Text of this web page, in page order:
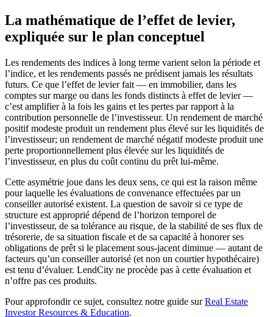
La mathématique de l’effet de levier,
expliquée sur le plan conceptuel
Les rendements des indices à long terme varient selon la période et
l’indice, et les rendements passés ne prédisent jamais les résultats
futurs. Ce que l’effet de levier fait — en immobilier, dans les
comptes sur marge ou dans les fonds distincts à effet de levier —
c’est amplifier à la fois les gains et les pertes par rapport à la
contribution personnelle de l’investisseur. Un rendement de marché
positif modeste produit un rendement plus élevé sur les liquidités de
l’investisseur; un rendement de marché négatif modeste produit une
perte proportionnellement plus élevée sur les liquidités de
l’investisseur, en plus du coût continu du prêt lui-même.
Cette asymétrie joue dans les deux sens, ce qui est la raison même
pour laquelle les évaluations de convenance effectuées par un
conseiller autorisé existent. La question de savoir si ce type de
structure est approprié dépend de l’horizon temporel de
l’investisseur, de sa tolérance au risque, de la stabilité de ses flux de
trésorerie, de sa situation fiscale et de sa capacité à honorer ses
obligations de prêt si le placement sous-jacent diminue — autant de
facteurs qu’un conseiller autorisé (et non un courtier hypothécaire)
est tenu d’évaluer. LendCity ne procède pas à cette évaluation et
n’offre pas ces produits.
Pour approfondir ce sujet, consultez notre guide surReal Estate
Investor Resources & Education.